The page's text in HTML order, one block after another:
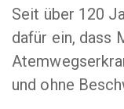
Seit über 120
dafür ein, dass
und ohne